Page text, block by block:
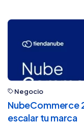
Negocio
NubeCommerce
escalar tu marca